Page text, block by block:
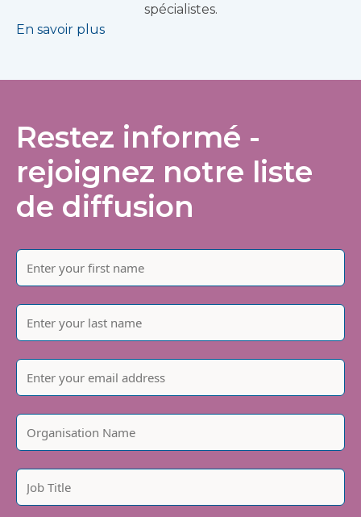
spécialistes.
En savoir plus
Restez informé -
rejoignez notre liste
de diffusion